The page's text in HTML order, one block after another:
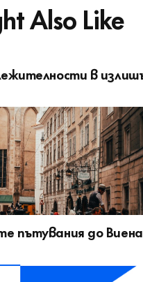
Also Like
в
пътувания до